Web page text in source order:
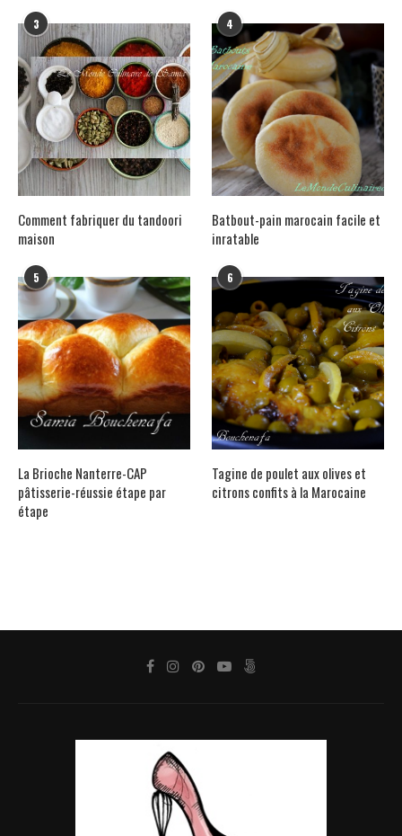
3
Comment fabriquer du tandoori
maison
4
Batbout-pain marocain facile et
inratable
5
La Brioche Nanterre-CAP
pâtisserie-réussie étape par
étape
6
Tagine de poulet aux olives et
citrons confits à la Marocaine